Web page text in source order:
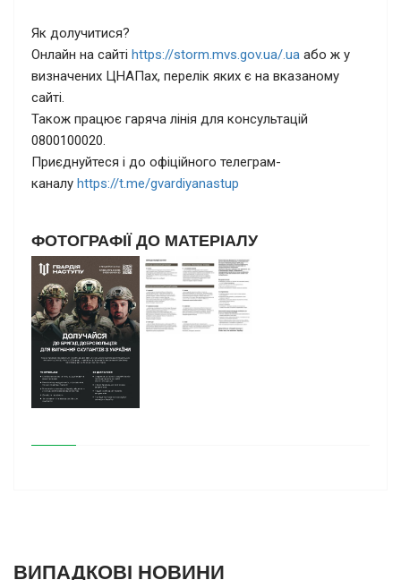
Як долучитися?
Онлайн на сайті https://storm.mvs.gov.ua/.ua або ж у
визначених ЦНАПах, перелік яких є на вказаному
сайті.
Також працює гаряча лінія для консультацій
0800100020.
Приєднуйтеся і до офіційного телеграм-
каналу https://t.me/gvardiyanastup
ФОТОГРАФІЇ ДО МАТЕРІАЛУ
ВИПАДКОВІ НОВИНИ